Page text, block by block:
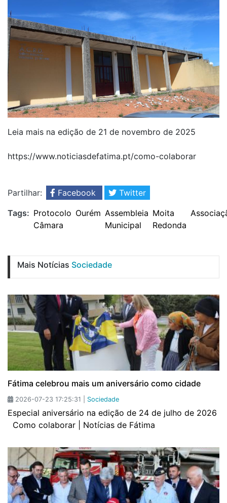
Leia mais na edição de 21 de novembro de 2025
https://www.noticiasdefatima.pt/como-colaborar
Partilhar: Facebook
Twitter
Tags: Protocolo
Câmara
Ourém Assembleia
Municipal
Moita
Redonda
Mais Notícias Sociedade
Fátima celebrou mais um aniversário como cidade
2026-07-23 17:25:31 | Sociedade
Especial aniversário na edição de 24 de julho de 2026
Como colaborar | Notícias de Fátima